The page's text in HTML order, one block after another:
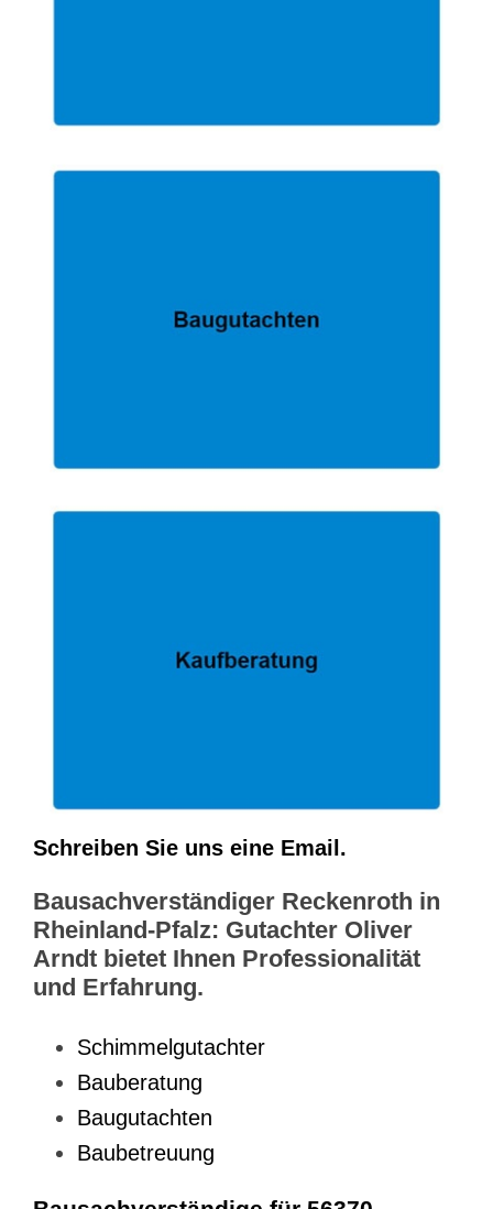
Schreiben Sie uns eine Email.
Bausachverständiger Reckenroth in
Rheinland-Pfalz: Gutachter Oliver
Arndt bietet Ihnen Professionalität
und Erfahrung.
Schimmelgutachter
Bauberatung
Baugutachten
Baubetreuung